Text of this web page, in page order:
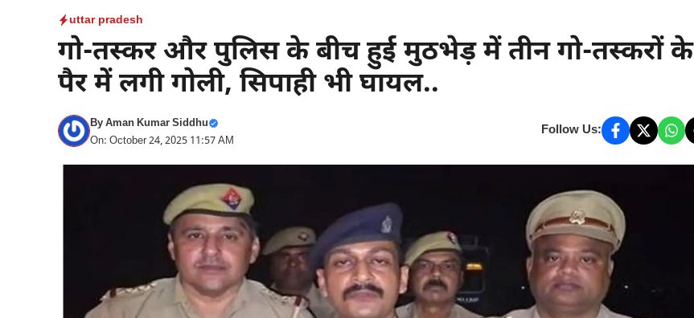
uttar pradesh
गो-तस्कर और पुलिस के बीच हुई मुठभेड़ में तीन गो-तस्करों के
पैर में लगी गोली, सिपाही भी घायल..
ByAman Kumar Siddhu
On: October 24, 2025 11:57 AM
Follow Us: